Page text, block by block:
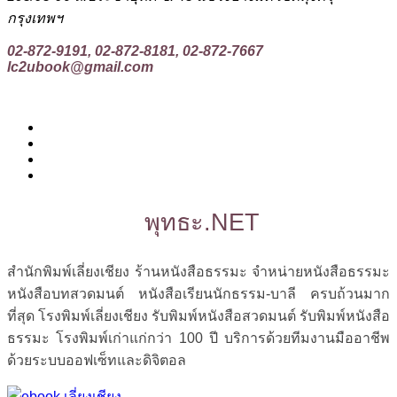
กรุงเทพฯ
02-872-9191, 02-872-8181, 02-872-7667
lc2ubook@gmail.com
พุทธะ.NET
สำนักพิมพ์เลี่ยงเชียง ร้านหนังสือธรรมะ จำหน่ายหนังสือธรรมะ
หนังสือบทสวดมนต์ หนังสือเรียนนักธรรม-บาลี ครบถ้วนมาก
ที่สุด โรงพิมพ์เลี่ยงเชียง รับพิมพ์หนังสือสวดมนต์ รับพิมพ์หนังสือ
ธรรมะ โรงพิมพ์เก่าแก่กว่า 100 ปี บริการด้วยทีมงานมืออาชีพ
ด้วยระบบออฟเซ็ทและดิจิตอล